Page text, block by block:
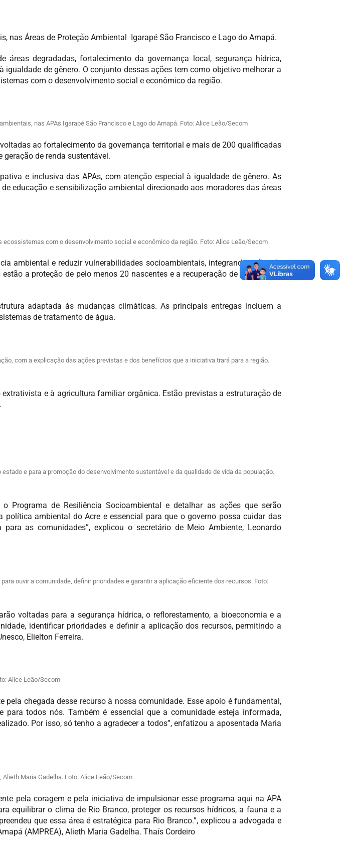
Áreas de Proteção Ambiental Igarapé São Francisco e Lago do Amapá.
degradadas, fortalecimento da governança local, segurança hídrica,
de gênero. O conjunto dessas ações tem como objetivo melhorar a
com o desenvolvimento social e econômico da região.
nas APAs Igarapé São Francisco e Lago do Amapá. Foto: Alice Leão/Secom
ao fortalecimento da governança territorial e mais de 200 qualificadas
de renda sustentável.
e inclusiva das APAs, com atenção especial à igualdade de gênero. As
educação e sensibilização ambiental direcionado aos moradores das áreas
com o desenvolvimento social e econômico da região. Foto: Alice Leão/Secom
ambiental e reduzir vulnerabilidades socioambientais, integrando ações de
a proteção de pelo menos 20 nascentes e a recuperação de 30 hectares
adaptada às mudanças climáticas. As principais entregas incluem a
de tratamento de água.
com a explicação das ações previstas e dos benefícios que a iniciativa trará para a região.
e à agricultura familiar orgânica. Estão previstas a estruturação de
e para a promoção do desenvolvimento sustentável e da qualidade de vida da população.
de Resiliência Socioambiental e detalhar as ações que serão
ambiental do Acre e essencial para que o governo possa cuidar das
as comunidades”, explicou o secretário de Meio Ambiente, Leonardo
ouvir a comunidade, definir prioridades e garantir a aplicação eficiente dos recursos. Foto:
voltadas para a segurança hídrica, o reflorestamento, a bioeconomia e a
identificar prioridades e definir a aplicação dos recursos, permitindo a
Elielton Ferreira.
Alice Leão/Secom
pela chegada desse recurso à nossa comunidade. Esse apoio é fundamental,
todos nós. Também é essencial que a comunidade esteja informada,
Por isso, só tenho a agradecer a todos”, enfatizou a aposentada Maria
Maria Gadelha. Foto: Alice Leão/Secom
pela coragem e pela iniciativa de impulsionar esse programa aqui na APA
equilibrar o clima de Rio Branco, proteger os recursos hídricos, a fauna e a
que essa área é estratégica para Rio Branco.”, explicou a advogada e
(AMPREA), Alieth Maria Gadelha. Thaís Cordeiro